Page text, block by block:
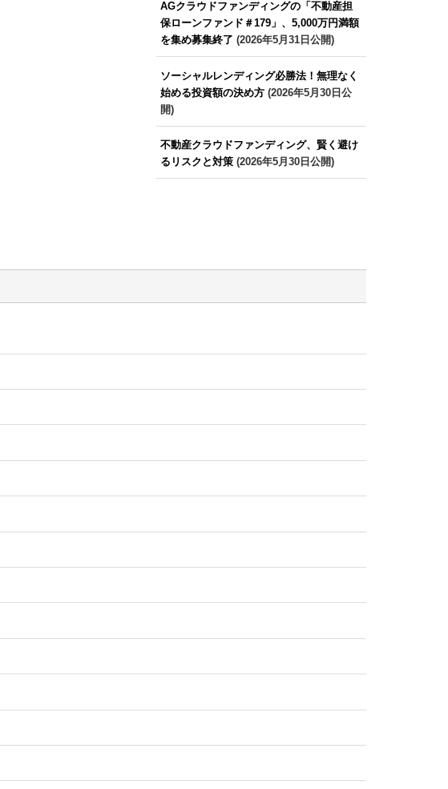
AGクラウドファンディングの「不動産担
保ローンファンド＃179」、5,000万円満額
を集め募集終了 (2026年5月31日公開)
ソーシャルレンディング必勝法！無理なく
始める投資額の決め方(2026年5月30日公
開)
不動産クラウドファンディング、賢く避け
るリスクと対策(2026年5月30日公開)